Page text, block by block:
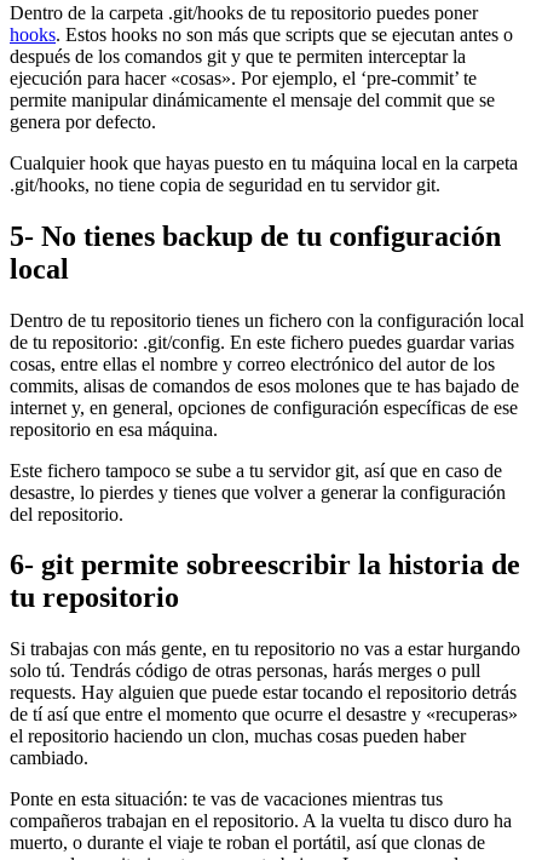
Dentro de la carpeta .git/hooks de tu repositorio puedes poner
hooks. Estos hooks no son más que scripts que se ejecutan antes o
después de los comandos git y que te permiten interceptar la
ejecución para hacer «cosas». Por ejemplo, el ‘pre-commit’ te
permite manipular dinámicamente el mensaje del commit que se
genera por defecto.
Cualquier hook que hayas puesto en tu máquina local en la carpeta
.git/hooks, no tiene copia de seguridad en tu servidor git.
5- No tienes backup de tu configuración
local
Dentro de tu repositorio tienes un fichero con la configuración local
de tu repositorio: .git/config. En este fichero puedes guardar varias
cosas, entre ellas el nombre y correo electrónico del autor de los
commits, alisas de comandos de esos molones que te has bajado de
internet y, en general, opciones de configuración específicas de ese
repositorio en esa máquina.
Este fichero tampoco se sube a tu servidor git, así que en caso de
desastre, lo pierdes y tienes que volver a generar la configuración
del repositorio.
6- git permite sobreescribir la historia de
tu repositorio
Si trabajas con más gente, en tu repositorio no vas a estar hurgando
solo tú. Tendrás código de otras personas, harás merges o pull
requests. Hay alguien que puede estar tocando el repositorio detrás
de tí así que entre el momento que ocurre el desastre y «recuperas»
el repositorio haciendo un clon, muchas cosas pueden haber
cambiado.
Ponte en esta situación: te vas de vacaciones mientras tus
compañeros trabajan en el repositorio. A la vuelta tu disco duro ha
muerto, o durante el viaje te roban el portátil, así que clonas de